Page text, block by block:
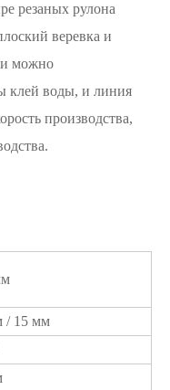
резаных рулона
веревка и
и можно
клей воды, и линия
производства,
/ 15 мм